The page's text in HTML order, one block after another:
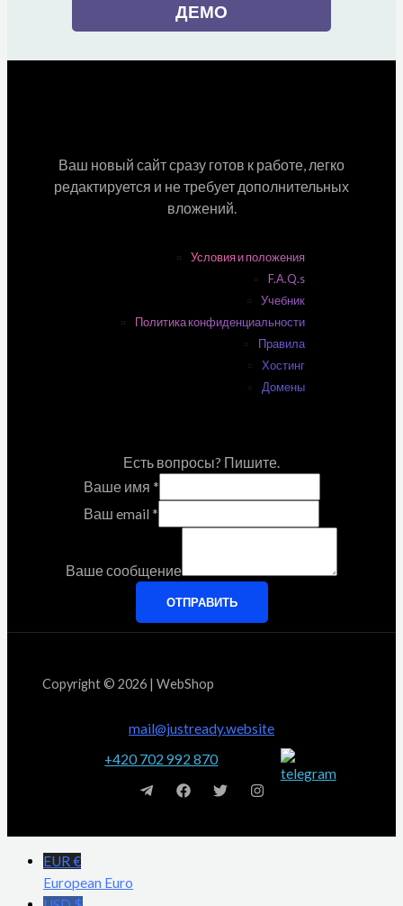
ДЕМО
Ваш новый сайт сразу готов к работе, легко
редактируется и не требует дополнительных
вложений.
Условия и положения
F.A.Q.s
Учебник
Политика конфиденциальности
Правила
Хостинг
Домены
Есть вопросы? Пишите.
Ваше имя *
Ваш email *
Ваше сообщение
ОТПРАВИТЬ
Copyright © 2026 | WebShop
mail@justready.website
+420 702 992 870
EUR €
European Euro